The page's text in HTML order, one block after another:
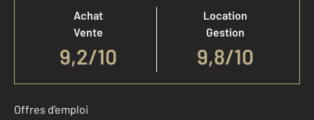
Achat
Vente
9,2/10
Location
Gestion
9,8/10
Offres d'emploi